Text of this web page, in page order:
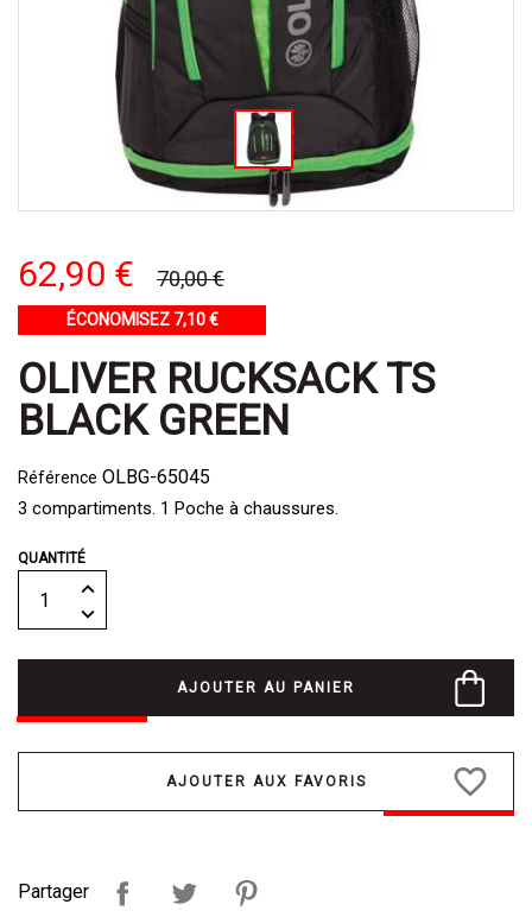
62,90 € 70,00 €
ÉCONOMISEZ 7,10 €
OLIVER RUCKSACK TS
BLACK GREEN
Référence OLBG-65045
3 compartiments. 1 Poche à chaussures.
QUANTITÉ
AJOUTER AU PANIER
favorite_border
Partager